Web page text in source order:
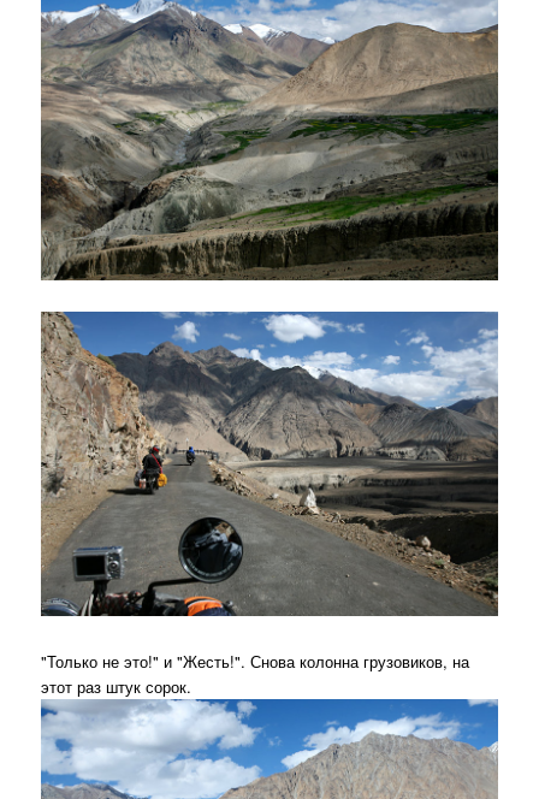
"Только не это!" и "Жесть!". Снова колонна грузовиков, на
этот раз штук сорок.